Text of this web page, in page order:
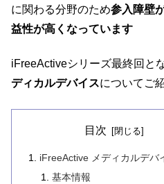
に関わる分野のため参入障壁
益性が高くなっています
iFreeActiveシリーズ最終回と
ディカルデバイスについてご
目次
iFreeActive メディカルデバ
基本情報